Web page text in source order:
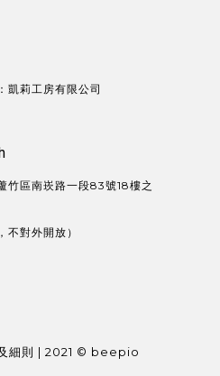
凱莉工房有限公司
竹區南崁路一段83號18樓之
不對外開放）
細則 | 2021 © beepio